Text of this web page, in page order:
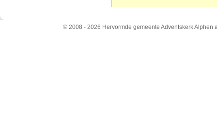
© 2008 - 2026 Hervormde gemeente Adventskerk Alphen